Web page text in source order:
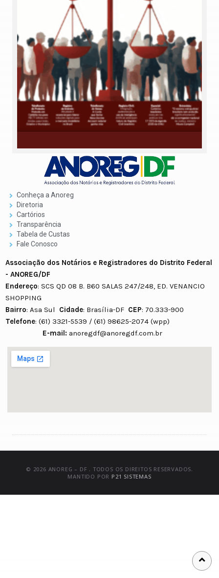
Conheça a Anoreg
Diretoria
Cartórios
Transparência
Tabela de Custas
Fale Conosco
Associação dos Notários e Registradores do Distrito Federal
- ANOREG/DF
Endereço: SCS QD 08 B. B60 SALAS 247/248, ED. VENANCIO
SHOPPING
Bairro: Asa Sul Cidade: Brasília-DF CEP: 70.333-900
Telefone: (61) 3321-5539 / (61) 98625-2074 (wpp)
E-mail: anoregdf@anoregdf.com.br
© 2026 ANOREG – DF . TODOS OS DIREITOS RESERVADOS.
MANTIDO POR P21 SISTEMAS